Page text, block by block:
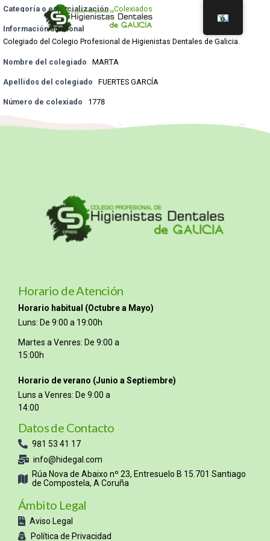
Categoría o especialización Colexiados
Información adicional
Colegiado del Colegio Profesional de Higienistas Dentales de Galicia.
Nombre del colegiado MARTA
Apellidos del colegiado FUERTES GARCÍA
Número de colexiado 1778
Horario de Atención
Horario habitual (Octubre a Mayo)
Luns: De 9:00 a 19:00h
Martes a Venres: De 9:00 a
15:00h
Horario de verano (Junio a Septiembre)
Luns a Venres: De 9:00 a
14:00
Datos de Contacto
981 53 41 17
info@hidegal.com
Rúa Nova de Abaixo nº 23, Entresuelo B 15.701 Santiago
de Compostela, A Coruña
Ámbito Legal
Aviso Legal
Política de Privacidad